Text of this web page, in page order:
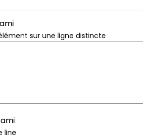
sur une ligne distincte
line